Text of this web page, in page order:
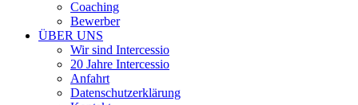
Coaching
Bewerber
ÜBER UNS
Wir sind Intercessio
20 Jahre Intercessio
Anfahrt
Datenschutzerklärung